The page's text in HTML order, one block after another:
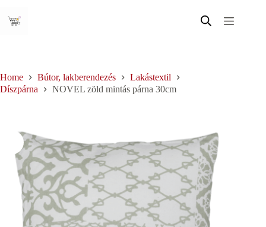
content
Home Bútor, lakberendezés
Lakástextil
Díszpárna
NOVEL zöld mintás párna 30cm